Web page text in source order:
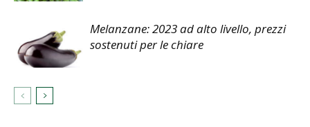
Melanzane: 2023 ad alto livello, prezzi
sostenuti per le chiare